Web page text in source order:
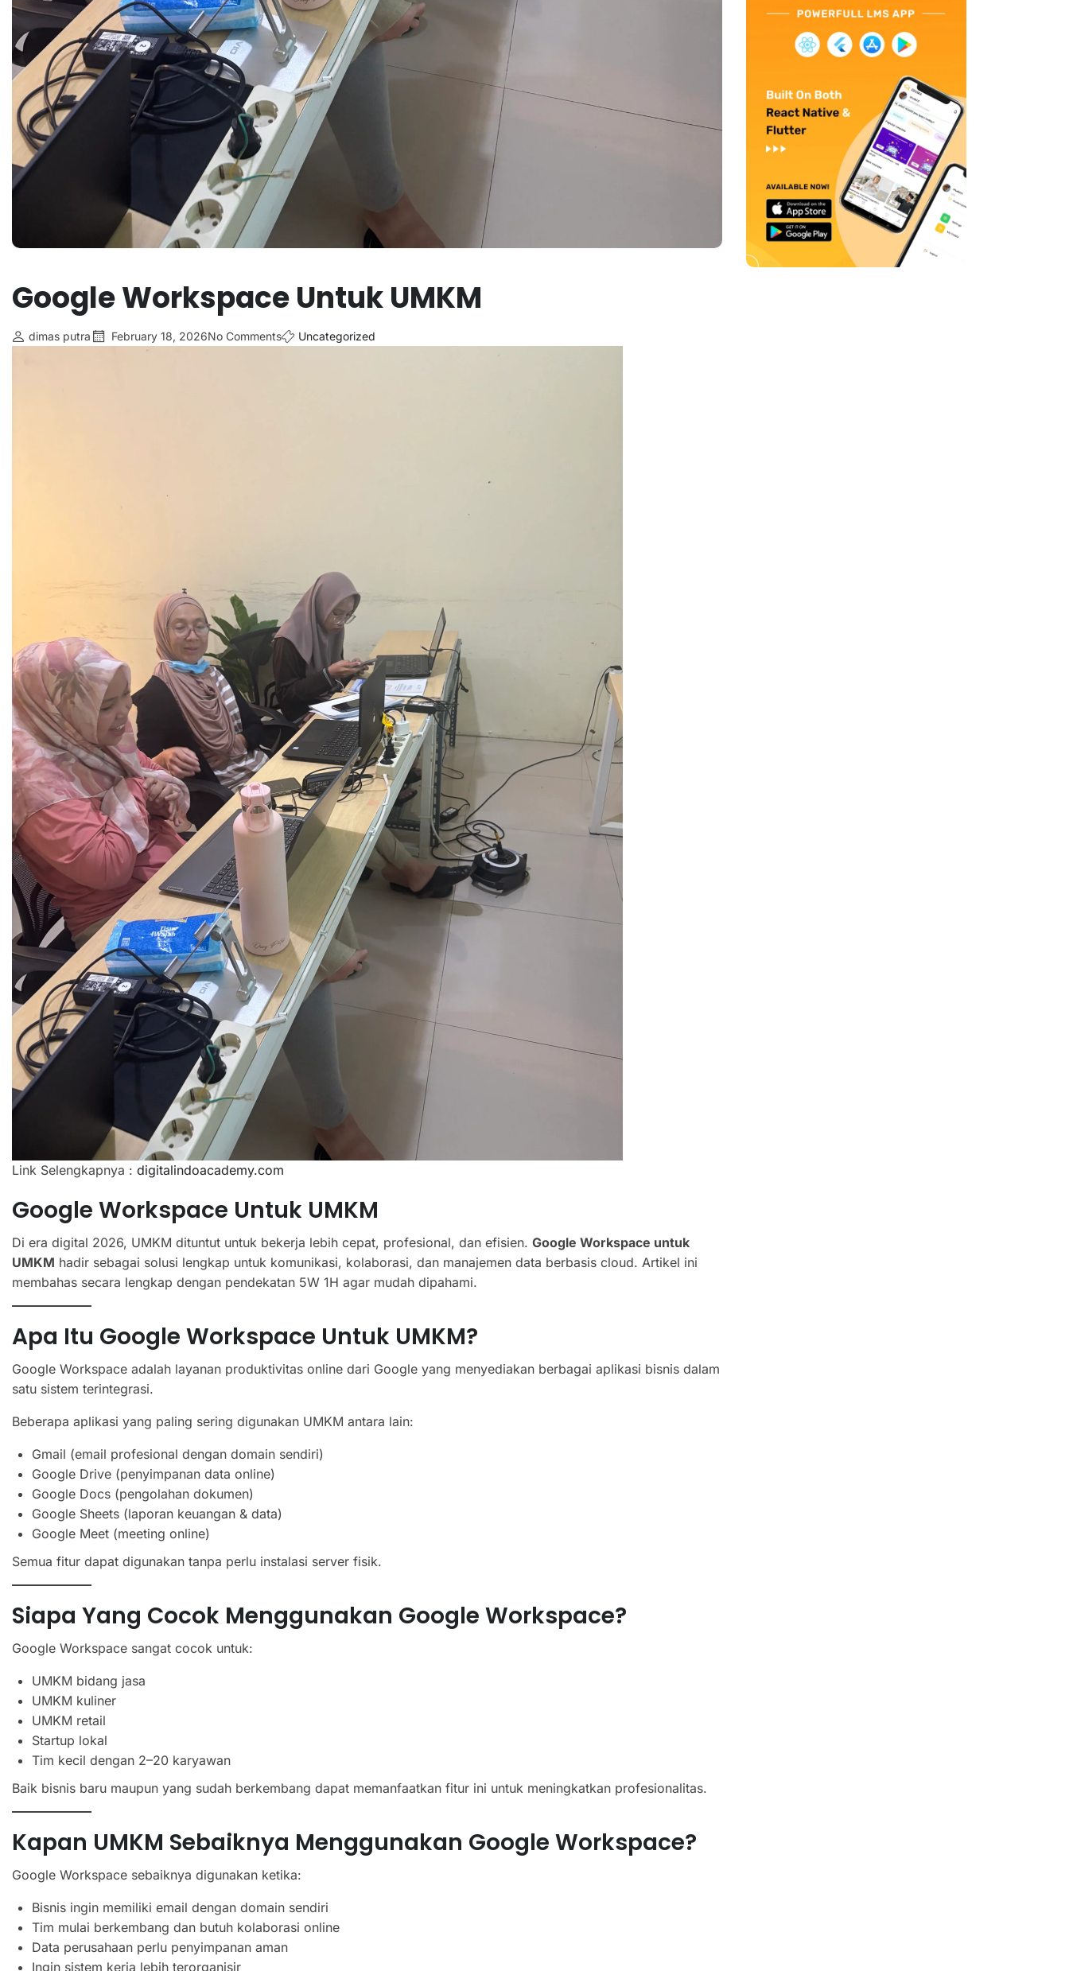
Google Workspace Untuk UMKM
dimas putra February 18, 2026No Comments Uncategorized
Link Selengkapnya : digitalindoacademy.com
Google Workspace Untuk UMKM
Di era digital 2026, UMKM dituntut untuk bekerja lebih cepat, profesional, dan efisien. Google Workspace untuk
UMKM hadir sebagai solusi lengkap untuk komunikasi, kolaborasi, dan manajemen data berbasis cloud. Artikel ini
membahas secara lengkap dengan pendekatan 5W 1H agar mudah dipahami.
Apa Itu Google Workspace Untuk UMKM?
Google Workspace adalah layanan produktivitas online dari Google yang menyediakan berbagai aplikasi bisnis dalam
satu sistem terintegrasi.
Beberapa aplikasi yang paling sering digunakan UMKM antara lain:
Gmail (email profesional dengan domain sendiri)
Google Drive (penyimpanan data online)
Google Docs (pengolahan dokumen)
Google Sheets (laporan keuangan & data)
Google Meet (meeting online)
Semua fitur dapat digunakan tanpa perlu instalasi server fisik.
Siapa Yang Cocok Menggunakan Google Workspace?
Google Workspace sangat cocok untuk:
UMKM bidang jasa
UMKM kuliner
UMKM retail
Startup lokal
Tim kecil dengan 2–20 karyawan
Baik bisnis baru maupun yang sudah berkembang dapat memanfaatkan fitur ini untuk meningkatkan profesionalitas.
Kapan UMKM Sebaiknya Menggunakan Google Workspace?
Google Workspace sebaiknya digunakan ketika:
Bisnis ingin memiliki email dengan domain sendiri
Tim mulai berkembang dan butuh kolaborasi online
Data perusahaan perlu penyimpanan aman
Ingin sistem kerja lebih terorganisir